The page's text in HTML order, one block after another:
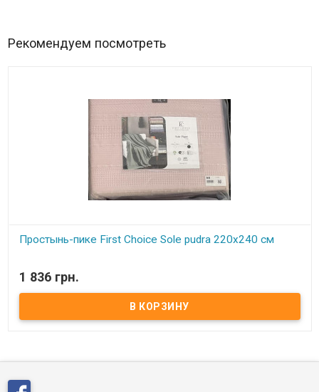
Рекомендуем посмотреть
Простынь-пике First Choice Sole pudra 220x240 см
Простынь-пике First Choice Sole pudra 220x240 см Размер: 220х240
см. Состав: вафельное полотно 100% хлопок Упаковка:
подарочная сумка. Торговая марка: First Choice (Турция)
1 836 грн.